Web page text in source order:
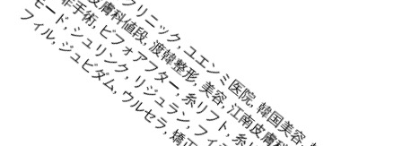
同时改善表层弹性和深层弹性的
聚焦超声提升治疗